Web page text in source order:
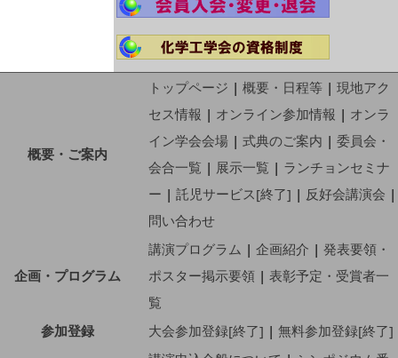
概要・ご案内
トップページ | 概要・日程等 | 現地アク
セス情報 | オンライン参加情報 | オンラ
イン学会会場 | 式典のご案内 | 委員会・
会合一覧 | 展示一覧 | ランチョンセミナ
ー | 託児サービス[終了] | 反好会講演会 |
問い合わせ
企画・プログラム
講演プログラム | 企画紹介 | 発表要領・
ポスター掲示要領 | 表彰予定・受賞者一
覧
参加登録
大会参加登録[終了] | 無料参加登録[終了]